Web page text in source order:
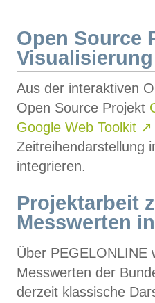
Open Source
Visualisierung
Aus der interaktiven
Open Source Projekt
Google Web Toolkit ↗
Zeitreihendarstellung
integrieren.
Projektarbeit
Messwerten
Über PEGELONLINE
Messwerten der
derzeit klassische